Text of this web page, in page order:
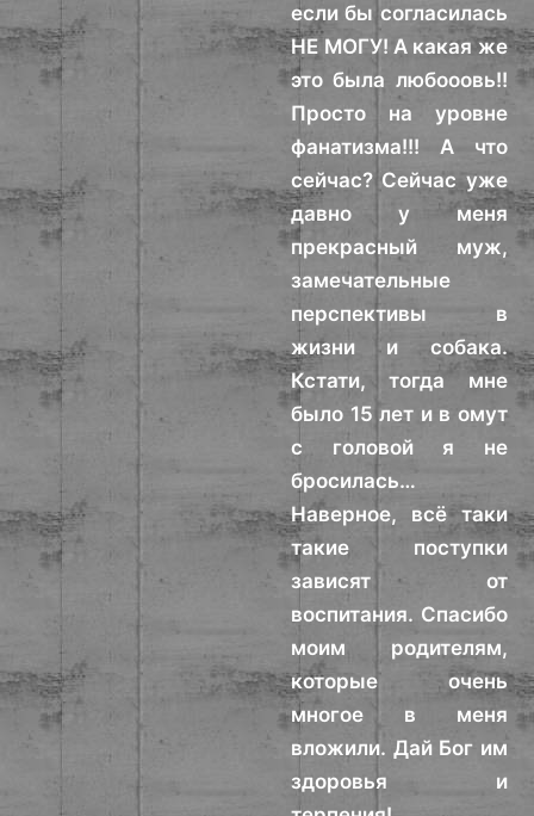
если бы согласилась
НЕ МОГУ! А какая же
это была любооовь!!
Просто на уровне
фанатизма!!! А что
сейчас? Сейчас уже
давно у меня
прекрасный муж,
замечательные
перспективы в
жизни и собака.
Кстати, тогда мне
было 15 лет и в омут
с головой я не
бросилась…
Наверное, всё таки
такие поступки
зависят от
воспитания. Спасибо
моим родителям,
которые очень
многое в меня
вложили. Дай Бог им
здоровья и